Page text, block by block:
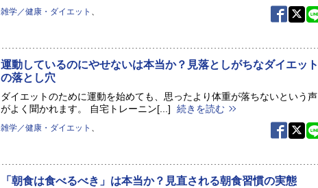
雑学／健康・ダイエット 、
運動しているのにやせないは本当か？見落としがちなダイエット
の落とし穴
ダイエットのために運動を始めても、思ったより体重が落ちないという声
がよく聞かれます。 自宅トレーニン[...]
続きを読む
雑学／健康・ダイエット 、
「朝食は食べるべき」は本当か？見直される朝食習慣の実態